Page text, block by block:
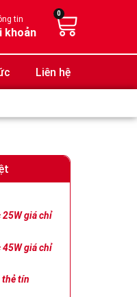
tin
khoản
0
Liên hệ
giá chỉ
giá chỉ
thẻ tín